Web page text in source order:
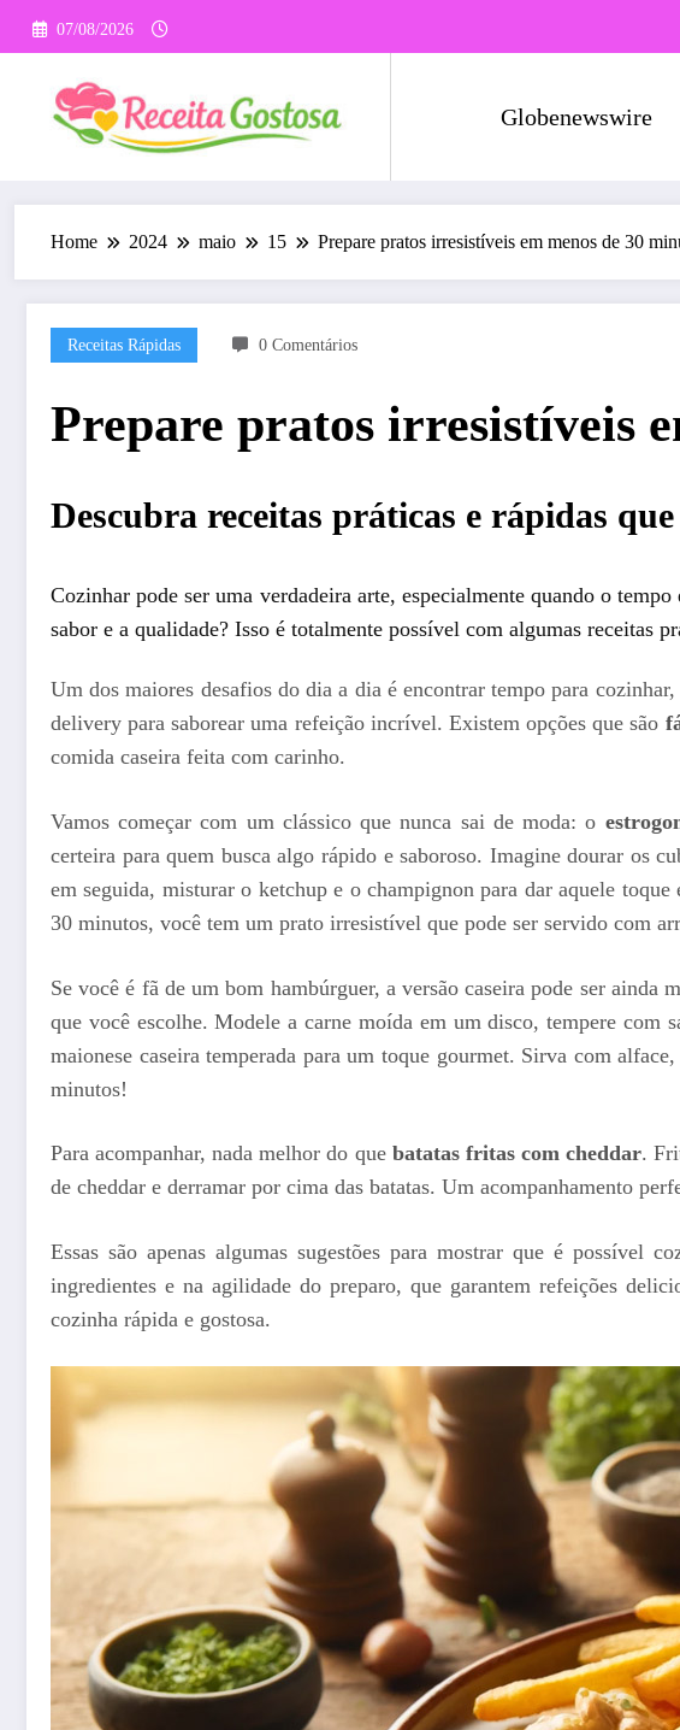
conteúdo
07/08/2026
Globenewswire
Home 2024 maio 15 Prepare pratos irresistíveis em menos de 30
Receitas Rápidas 0 Comentários
Prepare pratos irresistíveis
Descubra receitas práticas e rápidas
Cozinhar pode ser uma verdadeira arte, especialmente quando o
sabor e a qualidade? Isso é totalmente possível com algumas receitas
Um dos maiores desafios do dia a dia é encontrar tempo para
delivery para saborear uma refeição incrível. Existem opções que são
comida caseira feita com carinho.
Vamos começar com um clássico que nunca sai de moda: o
certeira para quem busca algo rápido e saboroso. Imagine dourar os
em seguida, misturar o ketchup e o champignon para dar aquele
30 minutos, você tem um prato irresistível que pode ser servido com
Se você é fã de um bom hambúrguer, a versão caseira pode ser ainda
que você escolhe. Modele a carne moída em um disco, tempere
maionese caseira temperada para um toque gourmet. Sirva com
minutos!
Para acompanhar, nada melhor do que batatas fritas com cheddar.
de cheddar e derramar por cima das batatas. Um acompanhamento
Essas são apenas algumas sugestões para mostrar que é possível
ingredientes e na agilidade do preparo, que garantem refeições
cozinha rápida e gostosa.